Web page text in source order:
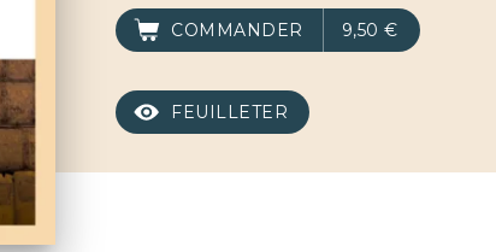
COMMANDER 9,50 €
FEUILLETER